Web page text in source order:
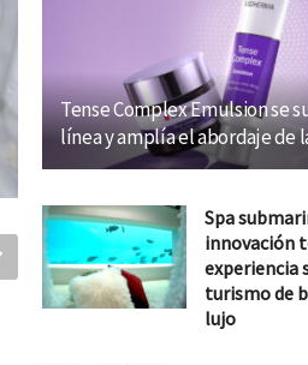
Tense Complex Emulsion se
línea y amplía el abordaje de
Spa
innovación
experiencia
turismo de
lujo